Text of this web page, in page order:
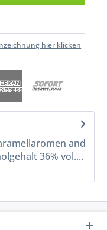
hier klicken
and
36% vol....